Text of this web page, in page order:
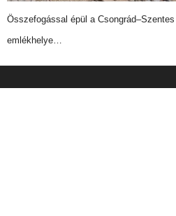
Összefogással épül a
emlékhelye…